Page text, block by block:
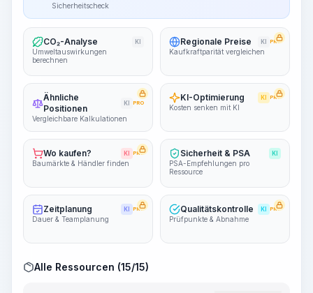
Sicherheitscheck
CO₂-Analyse KI
Umweltauswirkungen
berechnen
Regionale Preise KI PRO
Kaufkraftparität vergleichen
Ähnliche
Positionen
KI PRO
Vergleichbare Kalkulationen
KI-Optimierung KI PRO
Kosten senken mit KI
Wo kaufen? KI PRO
Baumärkte & Händler finden
Sicherheit & PSA KI
PSA-Empfehlungen pro
Ressource
Zeitplanung KI PRO
Dauer & Teamplanung
Qualitätskontrolle KI PRO
Prüfpunkte & Abnahme
Alle Ressourcen (15/15)